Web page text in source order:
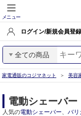
メニュー
ログイン/新規会員登録
全ての商品
家電通販のコジマネット 美容
電動シェーバ
人気の電動シェーバー、 バリ